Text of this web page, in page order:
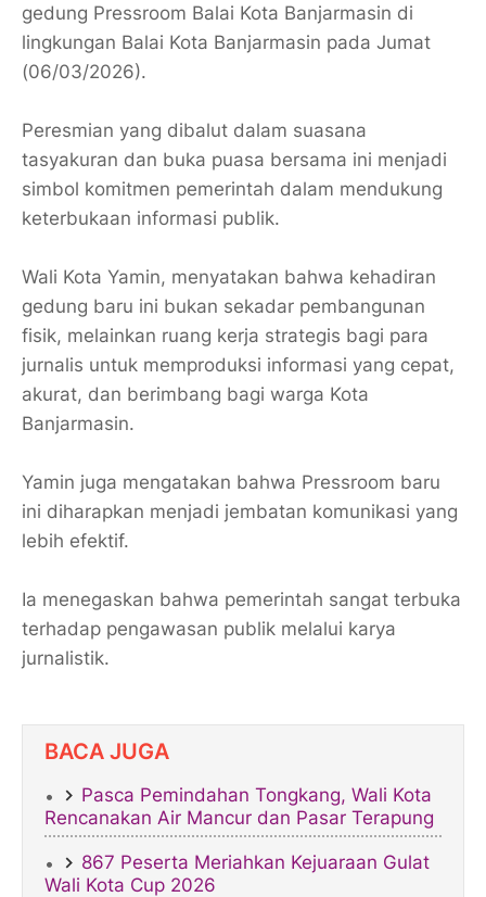
gedung Pressroom Balai Kota Banjarmasin di
lingkungan Balai Kota Banjarmasin pada Jumat
(06/03/2026).
Peresmian yang dibalut dalam suasana
tasyakuran dan buka puasa bersama ini menjadi
simbol komitmen pemerintah dalam mendukung
keterbukaan informasi publik.
​Wali Kota Yamin, menyatakan bahwa kehadiran
gedung baru ini bukan sekadar pembangunan
fisik, melainkan ruang kerja strategis bagi para
jurnalis untuk memproduksi informasi yang cepat,
akurat, dan berimbang bagi warga Kota
Banjarmasin.
​Yamin juga mengatakan bahwa Pressroom baru
ini diharapkan menjadi jembatan komunikasi yang
lebih efektif.
Ia menegaskan bahwa pemerintah sangat terbuka
terhadap pengawasan publik melalui karya
jurnalistik.
BACA JUGA
Pasca Pemindahan Tongkang, Wali Kota
Rencanakan Air Mancur dan Pasar Terapung
867 Peserta Meriahkan Kejuaraan Gulat
Wali Kota Cup 2026